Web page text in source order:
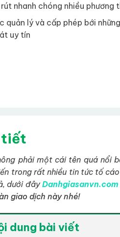
nhanh chóng nhiều phương
quản lý và cấp phép bới
uy tín
tiết
phải một cái tên quá nổi
trong rất nhiều tin tức tố
dưới đâyDanhgiasanvn.com
giao dịch này nhé!
dung bài viết